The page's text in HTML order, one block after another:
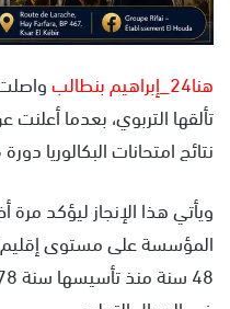
هنا24_إبراهيم بنطالب
نتائج امتحانات البكالوريا دورة 2026.
ويأتي هذا الإنجاز ليؤكد مرة
المؤسسة على مستوى